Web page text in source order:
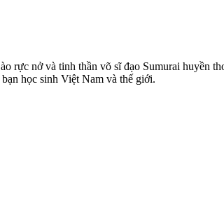
rực nở và tinh thần võ sĩ đạo Sumurai huyền
học sinh Việt Nam và thế giới.